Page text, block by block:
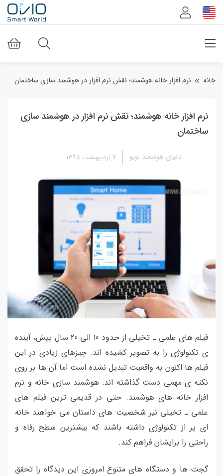
خانه نرم افزار خانه هوشمند؛ نقش نرم افزار در هوشمند سازی ساختمان
نرم افزار خانه هوشمند؛ نقش نرم افزار در هوشمند سازی
ساختمان
دنیای هوشمند اویو
فیلم های علمی ـ تخیلی از حدود 10 الی 20 سال پیش، آینده
ی تکنولوژی را به تصویر کشیده اند. چیزهای زیادی در این
فیلم ها اکنون به واقعیت تبدیل نشده است اما آن ها بر روی
نکته ی مهمی دست گذاشته اند: هوشمند سازی خانه و نرم
افزار خانه های هوشمند. حتی در قدیمی ترین فیلم های
علمی ـ تخیلی نیز شخصیت های داستان می خواهند خانه
ای پر از تکنولوژی داشته باشند که بیشترین سطح رفاه و
راحتی را برایشان فراهم کند.
گجت ها و دستگاه های متنوع امروزی این دیدگاه را تحقق